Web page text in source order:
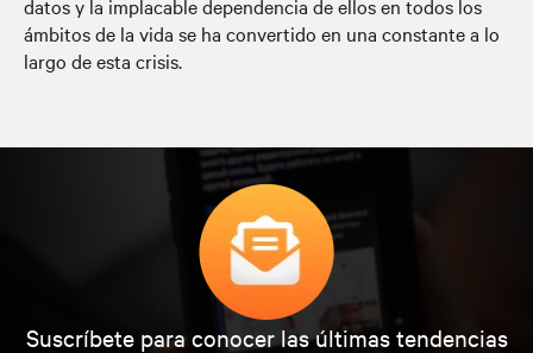
datos y la implacable dependencia de ellos en todos los
ámbitos de la vida se ha convertido en una constante a lo
largo de esta crisis.
Suscríbete para conocer las últimas tendencias